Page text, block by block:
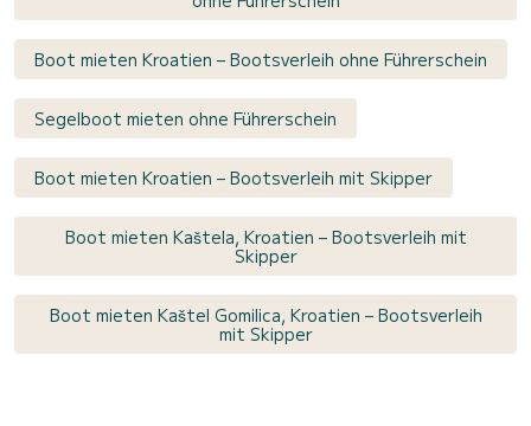
Boot mieten Kroatien – Bootsverleih ohne Führerschein
Segelboot mieten ohne Führerschein
Boot mieten Kroatien – Bootsverleih mit Skipper
Boot mieten Kaštela, Kroatien – Bootsverleih mit
Skipper
Boot mieten Kaštel Gomilica, Kroatien – Bootsverleih
mit Skipper